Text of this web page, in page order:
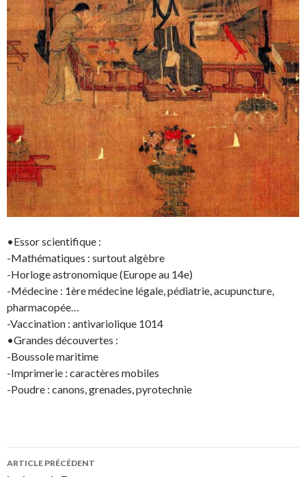
•Essor scientifique :
-Mathématiques : surtout algèbre
-Horloge astronomique (Europe au 14e)
-Médecine : 1ère médecine légale, pédiatrie, acupuncture,
pharmacopée…
-Vaccination : antivariolique 1014
•Grandes découvertes :
-Boussole maritime
-Imprimerie : caractères mobiles
-Poudre : canons, grenades, pyrotechnie
Navigation
ARTICLE PRÉCÉDENT